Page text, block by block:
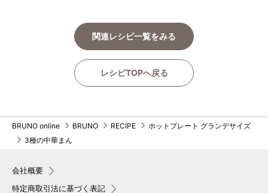
関連レシピ一覧をみる
レシピTOPへ戻る
BRUNO online BRUNO RECIPE
ホットプレート グランデサイズ
3種の中華まん
会社概要
特定商取引法に基づく表記